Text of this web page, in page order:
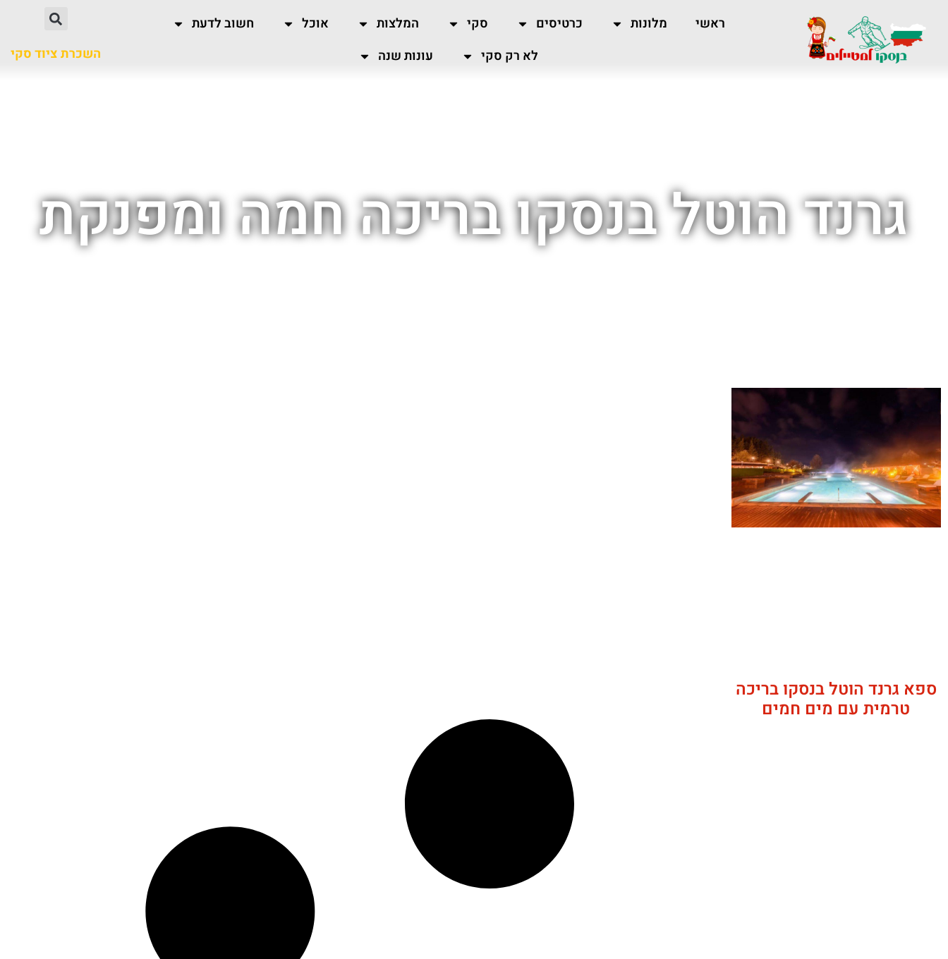
ראשי מלונות כרטיסים סקי המלצות אוכל
חשוב לדעת
לא רק סקי
עונות שנה השכרת ציוד סקי
גרנד הוטל בנסקו בריכה חמה ומפנקת
ספא גרנד הוטל בנסקו בריכה
טרמית עם מים חמים